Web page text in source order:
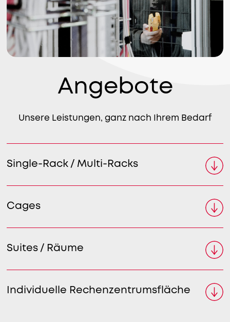
Angebote
Unsere Leistungen, ganz nach Ihrem Bedarf
Single-Rack / Multi-Racks
Cages
Suites / Räume
Individuelle Rechenzentrumsfläche